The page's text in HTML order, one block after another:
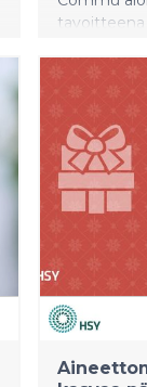
tavoitteena
asukkaat
tarjoutua
osa
joka toimii